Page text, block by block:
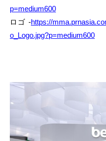
p=medium600
ロゴ -https://
o_Logo.jpg?p=medium600